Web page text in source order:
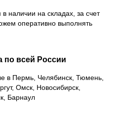
в наличии на складах, за счет
оперативно выполнять
по всей России
в Пермь, Челябинск, Тюмень,
Омск, Новосибирск,
Барнаул